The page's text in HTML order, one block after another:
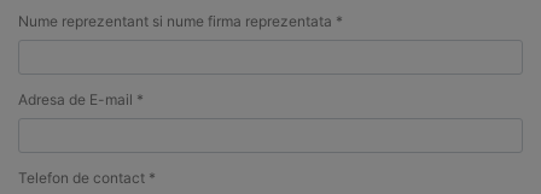
Nume reprezentant si nume firma reprezentata *
Adresa de E-mail *
Telefon de contact *